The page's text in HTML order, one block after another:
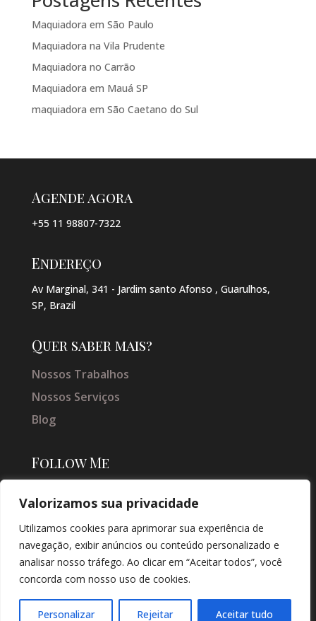
Valorizamos sua privacidade
Utilizamos cookies para aprimorar sua experiência de
navegação, exibir anúncios ou conteúdo personalizado e
analisar nosso tráfego. Ao clicar em “Aceitar todos”, você
concorda com nosso uso de cookies.
Personalizar Rejeitar Aceitar tudo
Maquiadora em São Paulo
Maquiadora na Vila Prudente
Maquiadora no Carrão
Maquiadora em Mauá SP
maquiadora em São Caetano do Sul
Agende agora
+55 11 98807-7322
Endereço
Av Marginal, 341 - Jardim santo Afonso , Guarulhos,
SP, Brazil
Quer saber mais?
Nossos Trabalhos
Nossos Serviços
Blog
Follow Me
SOLUÇÕES DIGITAIS |
CRIAÇÃO DE SITES